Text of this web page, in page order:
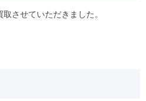
させていただきました。